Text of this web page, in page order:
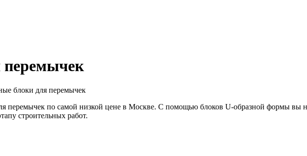
перемычек
блоки для перемычек
перемычек по самой низкой цене в Москве. С помощью блоков U-образной формы вы
строительных работ.